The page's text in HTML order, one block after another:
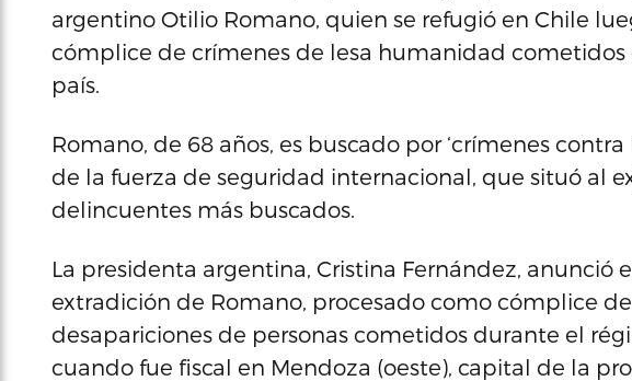
argentino Otilio Romano, quien se refugió en Chile
cómplice de crímenes de lesa humanidad
país.
Romano, de 68 años, es buscado por ‘crímenes
de la fuerza de seguridad internacional, que situó al
delincuentes más buscados.
La presidenta argentina, Cristina Fernández, anunció
extradición de Romano, procesado como cómplice
desapariciones de personas cometidos durante el
cuando fue fiscal en Mendoza (oeste), capital de la